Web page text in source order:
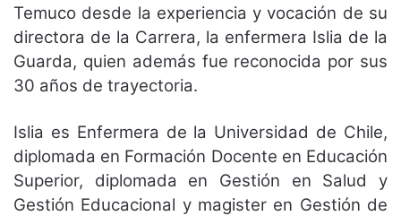
Temuco desde la experiencia y vocación de su
directora de la Carrera, la enfermera Islia de la
Guarda, quien además fue reconocida por sus
30 años de trayectoria.
Islia es Enfermera de la Universidad de Chile,
diplomada en Formación Docente en Educación
Superior, diplomada en Gestión en Salud y
Gestión Educacional y magister en Gestión de